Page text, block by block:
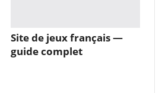
Site de jeux français —
guide complet